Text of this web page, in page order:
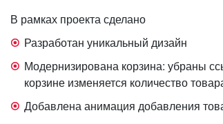
В рамках проекта сделано
Разработан уникальный дизайн
Модернизирована корзина: убраны
корзине изменяется количество
Добавлена анимация добавления